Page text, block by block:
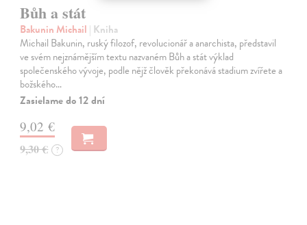
Bůh a stát
Bakunin Michail | Kniha
Michail Bakunin, ruský filozof, revolucionář a anarchista, představil
ve svém nejznámějším textu nazvaném Bůh a stát výklad
společenského vývoje, podle nějž člověk překonává stadium zvířete a
božského…
Zasielame do 12 dní
9,02 €
9,30 € ?